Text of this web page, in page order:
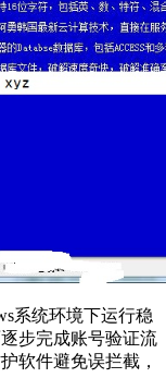
系统环境下运行稳
步完成账号验证流
软件避免误拦截，